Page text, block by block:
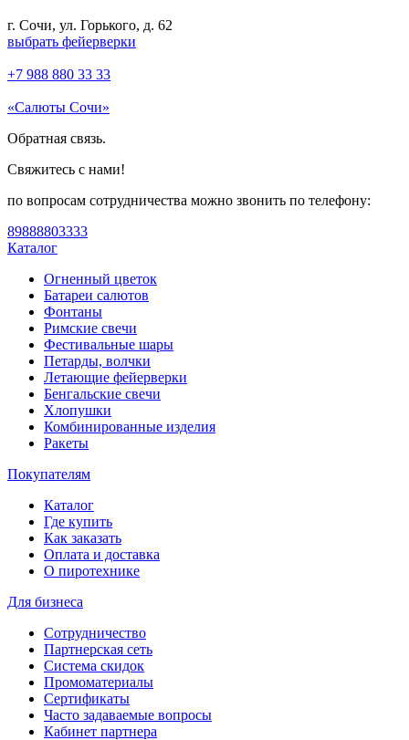
г. Сочи, ул. Горького, д. 62
выбрать фейерверки
+7 988 880 33 33
«Салюты Сочи»
Обратная связь.
Свяжитесь с нами!
по вопросам сотрудничества можно звонить по телефону:
89888803333
Каталог
Огненный цветок
Батареи салютов
Фонтаны
Римские свечи
Фестивальные шары
Петарды, волчки
Летающие фейерверки
Бенгальские свечи
Хлопушки
Комбинированные изделия
Ракеты
Покупателям
Каталог
Где купить
Как заказать
Оплата и доставка
О пиротехнике
Для бизнеса
Сотрудничество
Партнерская сеть
Система скидок
Промоматериалы
Сертификаты
Часто задаваемые вопросы
Кабинет партнера